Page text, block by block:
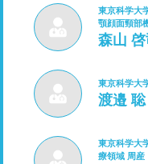
東京科学大
顎顔面頸部
森山
東京科学大
渡邉
東京科学大
療領域 周産